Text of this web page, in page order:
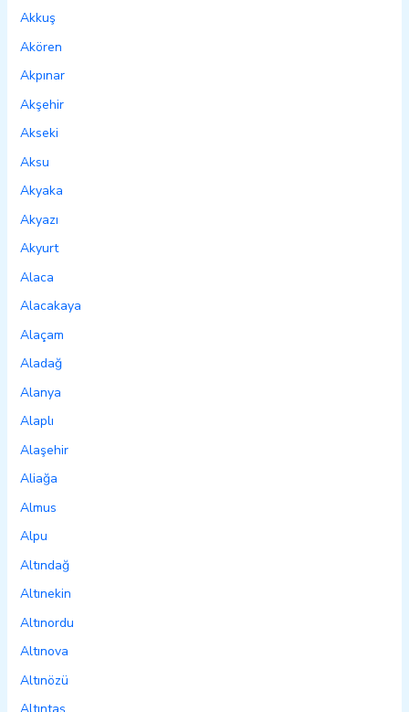
Akkuş
Akören
Akpınar
Akşehir
Akseki
Aksu
Akyaka
Akyazı
Akyurt
Alaca
Alacakaya
Alaçam
Aladağ
Alanya
Alaplı
Alaşehir
Aliağa
Almus
Alpu
Altındağ
Altınekin
Altınordu
Altınova
Altınözü